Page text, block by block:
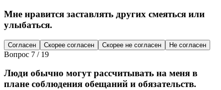
Мне нравится заставлять других смеяться или
улыбаться.
Согласен Скорее согласен Скорее не согласен Не согласен
Вопрос 7 / 19
Люди обычно могут рассчитывать на меня в
плане соблюдения обещаний и обязательств.